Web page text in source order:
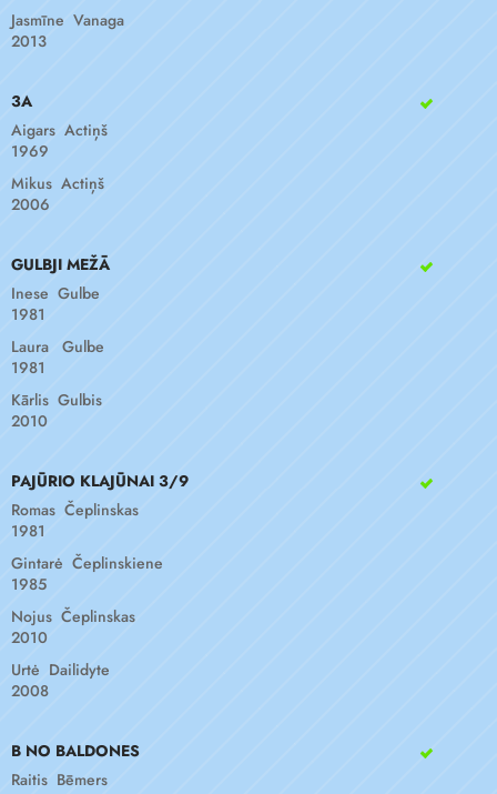
Jasmīne Vanaga
2013
3A
Aigars Actiņš
1969
Mikus Actiņš
2006
GULBJI MEŽĀ
Inese Gulbe
1981
Laura Gulbe
1981
Kārlis Gulbis
2010
PAJŪRIO KLAJŪNAI 3/9
Romas Čeplinskas
1981
Gintarė Čeplinskiene
1985
Nojus Čeplinskas
2010
Urtė Dailidyte
2008
B NO BALDONES
Raitis Bēmers